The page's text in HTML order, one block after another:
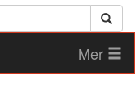
Mer